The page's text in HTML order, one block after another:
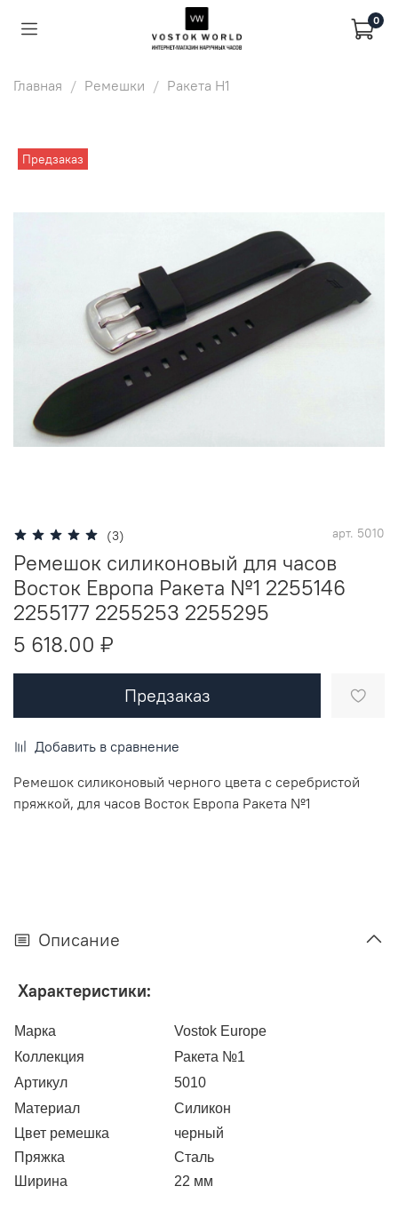
0
Главная Ремешки Ракета Н1
Предзаказ
(3) арт. 5010
Ремешок силиконовый для часов
Восток Европа Ракета №1 2255146
2255177 2255253 2255295
5 618.00 ₽
Предзаказ
Добавить в сравнение
Ремешок силиконовый черного цвета с серебристой
пряжкой, для часов Восток Европа Ракета №1
Описание
Характеристики:
Марка
Vostok Europe
Коллекция
Ракета №1
Артикул
5010
Материал
Силикон
Цвет ремешка
черный
Пряжка
Сталь
Ширина
22 мм